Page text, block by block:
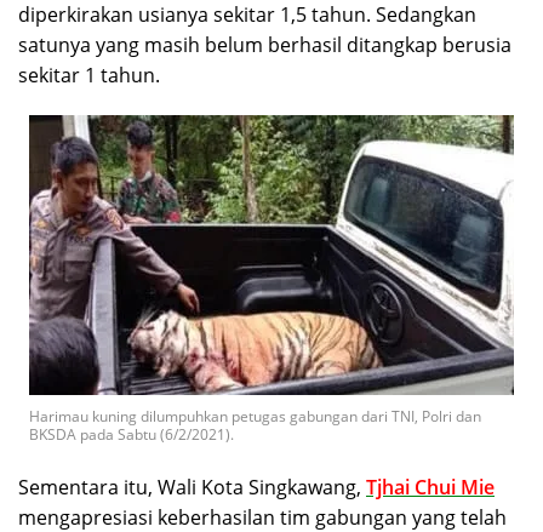
diperkirakan usianya sekitar 1,5 tahun. Sedangkan
satunya yang masih belum berhasil ditangkap berusia
sekitar 1 tahun.
Harimau kuning dilumpuhkan petugas gabungan dari TNI, Polri dan
BKSDA pada Sabtu (6/2/2021).
Sementara itu, Wali Kota Singkawang, Tjhai Chui Mie
mengapresiasi keberhasilan tim gabungan yang telah